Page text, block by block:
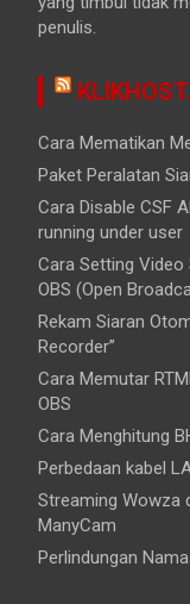
penulis.
Cara Mematikan
Paket Peralatan
Cara Disable CSF
running under user
Cara Setting Video
OBS (Open
Rekam Siaran
Recorder”
Cara Memutar
OBS
Cara Menghitung
Perbedaan kabel
Streaming Wowza
ManyCam
Perlindungan